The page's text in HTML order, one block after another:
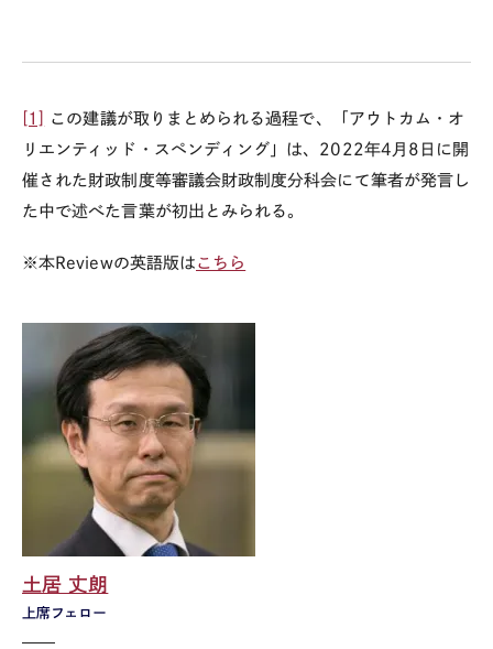
[1]
この建議が取りまとめられる過程で、「アウトカム・オ
リエンティッド・スペンディング」は、 2022年4 月 8 日に開
催された財政制度等審議会財政制度分科会にて筆者が発言し
た中で述べた言葉が初出とみられる。
※本Reviewの英語版は こちら
上席フェロー
土居 丈朗